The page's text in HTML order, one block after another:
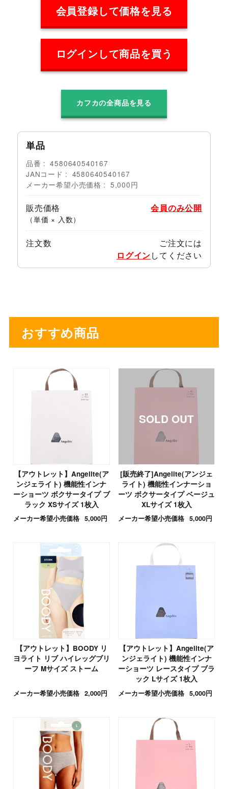
会員登録して価格を見る
ログインして商品を買う
カフカの全商品を見る
単品
品番
4580640540167
JANコード
4580640540167
メーカー希望小売価格
5,000円
販売価格
（単価 × 入数）
会員のみ公開
注文数
ご注文には
ログインしてください
おすすめ商品
【アウトレット】Angelite(ア
ンジェライト) 機能性インナ
ーショーツ ボクサータイプ ブ
ラック XSサイズ 1枚入
メーカー希望小売価格 5,000円
[販売終了]Angelite(アンジェ
ライト) 機能性インナーショ
ーツ ボクサータイプ ベージュ
XLサイズ 1枚入
メーカー希望小売価格 5,000円
【アウトレット】BOODY リ
ヨライト リブ ハイレッグブリ
ーフ Mサイズ ストーム
メーカー希望小売価格 2,000円
【アウトレット】Angelite(ア
ンジェライト) 機能性インナ
ーショーツ レースタイプ ブラ
ック Lサイズ 1枚入
メーカー希望小売価格 5,000円